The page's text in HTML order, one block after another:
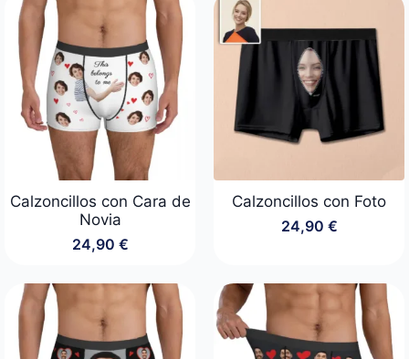
Calzoncillos con Cara de
Novia
24,90 €
Calzoncillos con Foto
24,90 €